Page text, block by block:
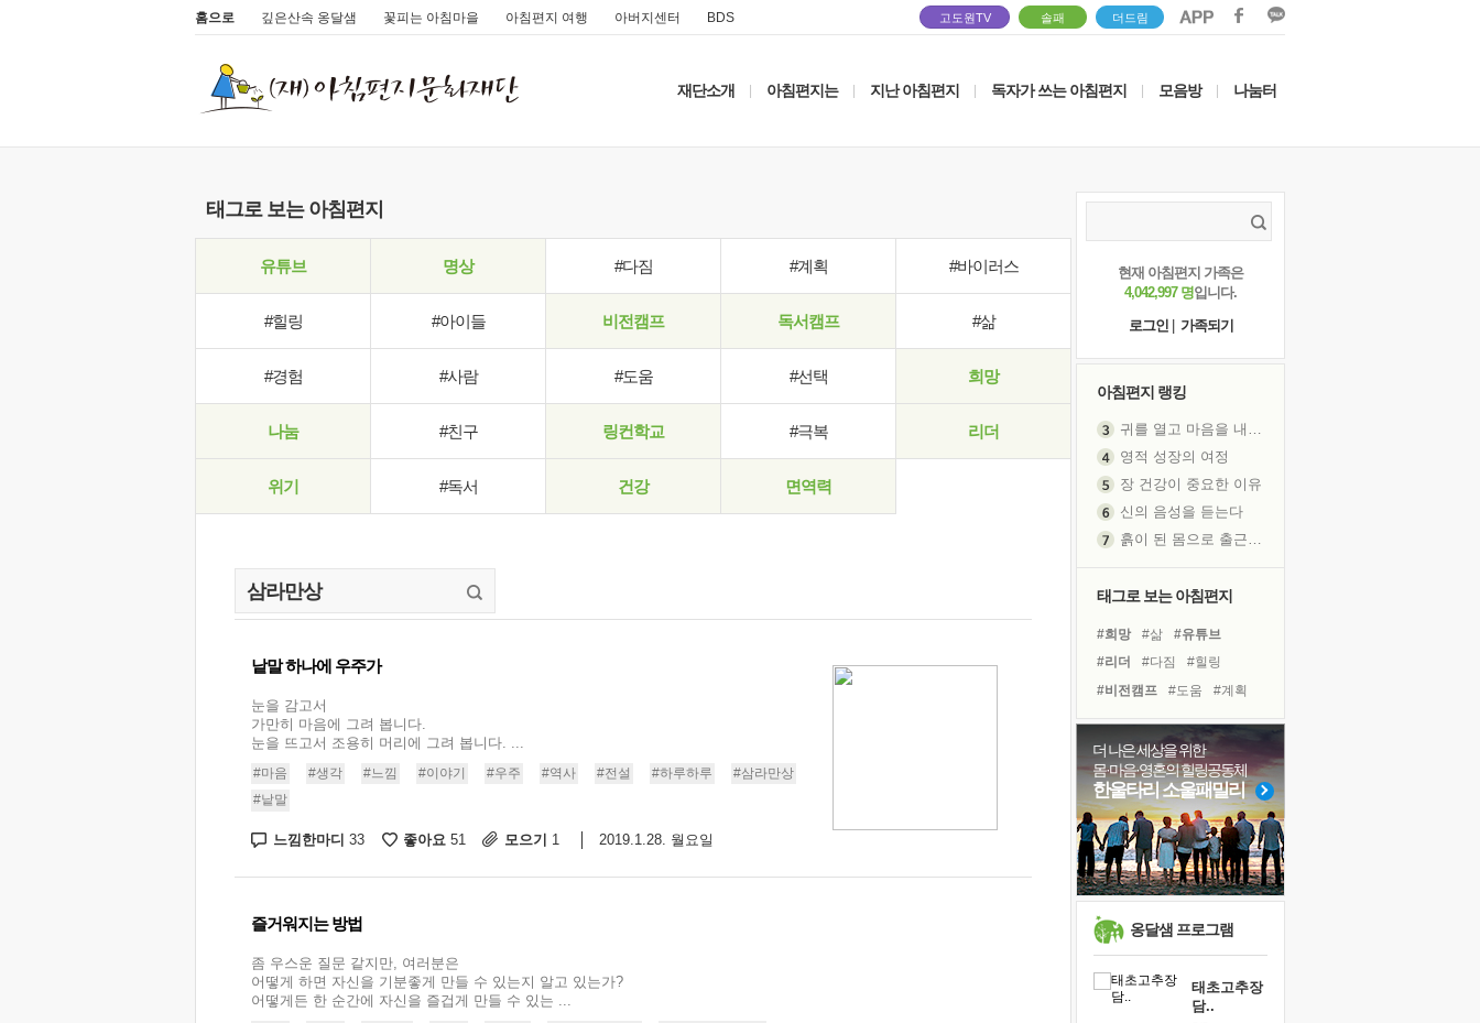
홈으로 깊은산속 옹달샘 꽃피는 아침마을 아침편지 여행 아버지센터 BDS 고도원TV 솔패 더드림
재단소개 아침편지는 지난 아침편지 독자가 쓰는 아침편지 모음방 나눔터
태그로 보는 아침편지
유튜브 명상 #다짐 #계획 #바이러스
#힐링 #아이들 비전캠프 독서캠프 #삶
#경험 #사람 #도움 #선택 희망
나눔 #친구 링컨학교 #극복 리더
위기 #독서 건강 면역력
낱말 하나에 우주가
눈을 감고서
가만히 마음에 그려 봅니다.
눈을 뜨고서 조용히 머리에 그려 봅니다. ...
#마음 #생각 #느낌 #이야기 #우주 #역사 #전설 #하루하루
#삼라만상
#낱말
느낌한마디 33 좋아요 51 모으기 1 2019.1.28. 월요일
즐거워지는 방법
좀 우스운 질문 같지만, 여러분은
어떻게 하면 자신을 기분좋게 만들 수 있는지 알고 있는가?
어떻게든 한 순간에 자신을 즐겁게 만들 수 있는 ...
현재 아침편지 가족은
4,042,997 명입니다.
로그인
가족되기
아침편지 랭킹
귀를 열고 마음을 내어주고
영적 성장의 여정
장 건강이 중요한 이유
신의 음성을 듣는다
흙이 된 몸으로 출근하는 여자
졸업식 사진을 보며
아픈 아버지를 위한 공간 설계
극심한 변비, 어깨결림, 수면 장애
보고 싶은 어머니
유년 시절의 부산 영도 바다
못된 꼰대들
거울 속의 나
희망이란
'모른다'는 것
태그로 보는 아침편지
#희망 #삶
#유튜브
#리더
#다짐
#힐링
#비전캠프
#도움
#계획
#경험
#건강
#사람
#면역력
#명상
#독서캠프
#선택
#링컨학교
#독서
#바이러스
#친구 #나눔
더 나은 세상을 위한
몸·마음·영혼의 힐링공동체
한울타리 소울패밀리
옹달샘 프로그램
태초고추장
담..